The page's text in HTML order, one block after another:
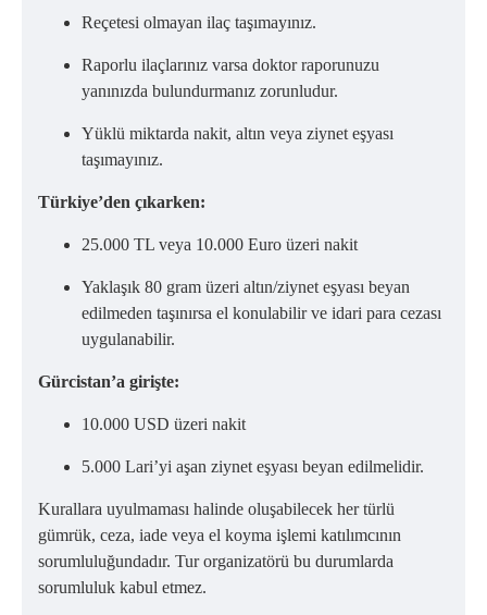
Reçetesi olmayan ilaç taşımayınız.
Raporlu ilaçlarınız varsa doktor raporunuzu
yanınızda bulundurmanız zorunludur.
Yüklü miktarda nakit, altın veya ziynet eşyası
taşımayınız.
Türkiye’den çıkarken:
25.000 TL veya 10.000 Euro üzeri nakit
Yaklaşık 80 gram üzeri altın/ziynet eşyası beyan
edilmeden taşınırsa el konulabilir ve idari para cezası
uygulanabilir.
Gürcistan’a girişte:
10.000 USD üzeri nakit
5.000 Lari’yi aşan ziynet eşyası beyan edilmelidir.
Kurallara uyulmaması halinde oluşabilecek her türlü
gümrük, ceza, iade veya el koyma işlemi katılımcının
sorumluluğundadır. Tur organizatörü bu durumlarda
sorumluluk kabul etmez.